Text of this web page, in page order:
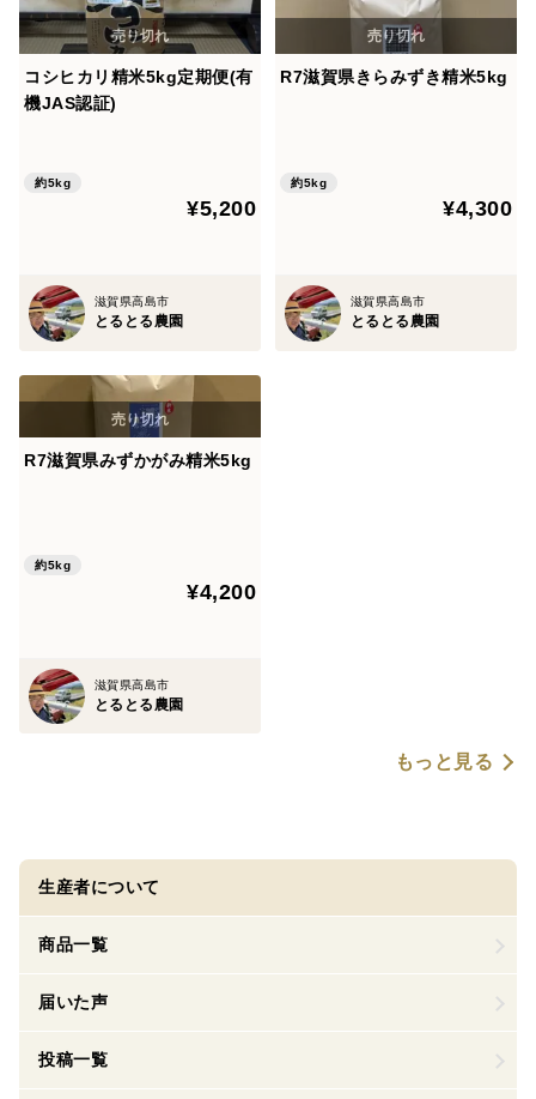
コシヒカリ精米5kg定期便(有
機JAS認証)
約5kg
¥5,200
滋賀県高島市
とるとる農園
R7滋賀県きらみずき精米5kg
約5kg
¥4,300
滋賀県高島市
とるとる農園
R7滋賀県みずかがみ精米5kg
約5kg
¥4,200
滋賀県高島市
とるとる農園
もっと見る
生産者について
商品一覧
届いた声
投稿一覧